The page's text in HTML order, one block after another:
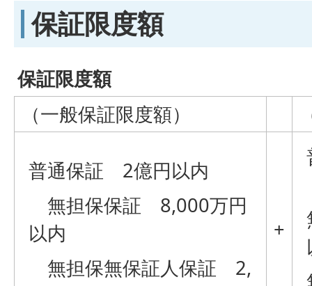
保証限度額
保証限度額
（一般保証限度額）
普通保証 2億円以内
無担保保証 8,000万円
以内
無担保無保証人保証 2,
+